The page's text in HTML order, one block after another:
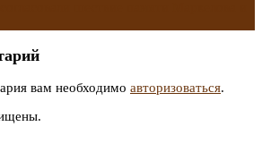
вам необходимо авторизоваться.